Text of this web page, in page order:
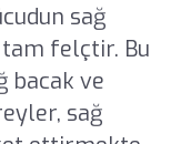
sağ
tam felçtir. Bu
bacak ve
sağ